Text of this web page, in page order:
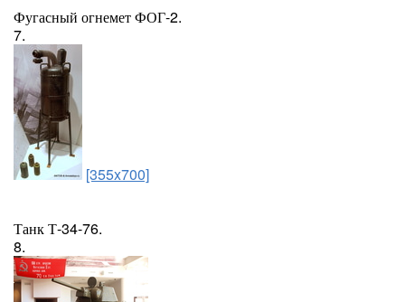
Фугасный огнемет ФОГ-2.
7.
[355x700]
Танк Т-34-76.
8.